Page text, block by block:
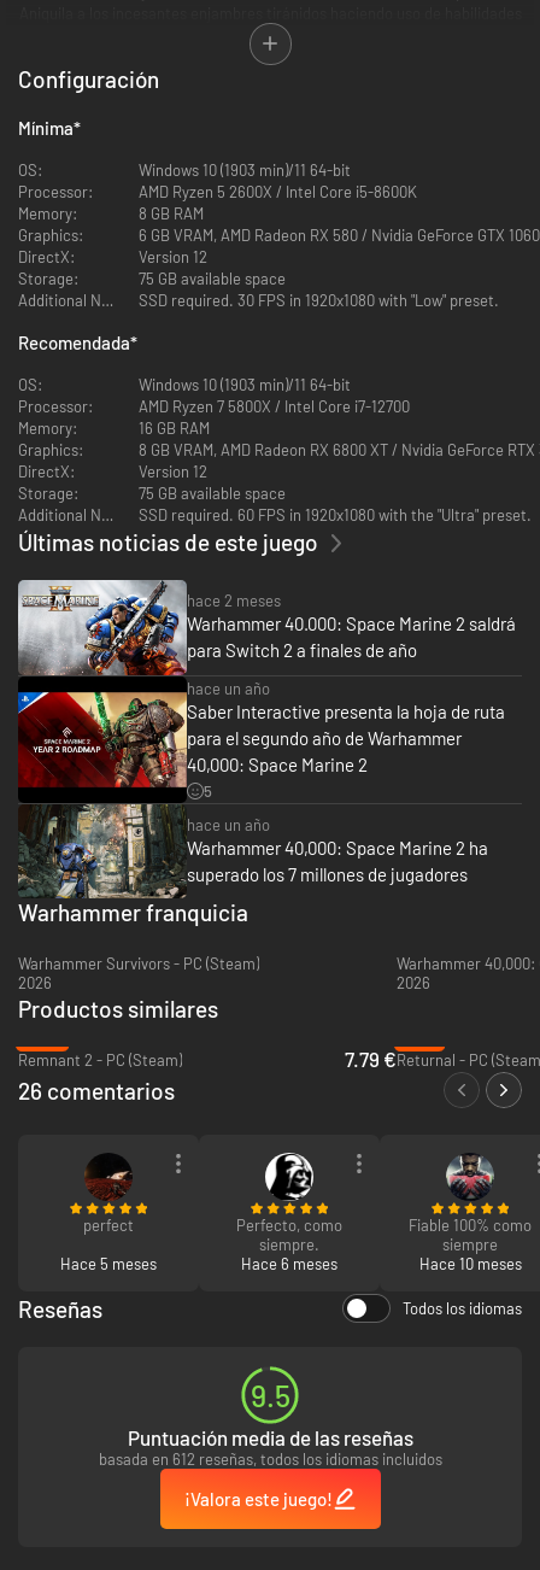
letales y un armamento devastador. Defiende el Imperium en solitario o
multijugador en tercera persona y disfruta de la acción espectacular.
Lucha contra los enemigos de la humanidad como el teniente Demetrian
una vez más al reincorporarte en los Ultramarines. Mantén a raya los
horrores de la galaxia en batallas épicas libradas en planetas lejanos y
descubre secretos oscuros para repeler la noche eterna.
¡
Vive una guerra de proporciones galácticas! Disfruta de la acción
frenética, sangrienta e intensa con cientos de enemigos en pantalla y
purga a los incesantes enjambres tiránidos gracias al motor de enjambre
Pasa a la acción en los brutales y rejugables modos JcE y JcJ con tus
propios marines espaciales, desbloqueando habilidades y cosméticos
nuevos mientras juegas. Juega con una de las 7 clases únicas,
personaliza tu apariencia con un amplio abanico de cosméticos de
Ábrete paso entre un sinfín de oleadas tiránidas y del Caos y lucha por
sobrevivir todo lo que puedas en el despiadado modo Asedio para 3
munición, cargas de equipo, estimulantes medicae y mucho más... O
úsalos para invocar refuerzos como cadianos, marines espaciales o el
poderoso dreadnought.
Configuración
Mínima*
OS:
Windows 10 (1903 min)/11 64-bit
Processor:
AMD Ryzen 5 2600X / Intel Core i5-8600K
Memory:
8 GB RAM
Graphics:
6 GB VRAM, AMD Radeon RX 580 / Nvidia GeForce GTX 1060
DirectX:
Version 12
Storage:
75 GB available space
Additional Notes:
SSD required. 30 FPS in 1920x1080 with "Low" preset.
Recomendada*
OS:
Windows 10 (1903 min)/11 64-bit
Processor:
AMD Ryzen 7 5800X / Intel Core i7-12700
Memory:
16 GB RAM
Graphics:
8 GB VRAM, AMD Radeon RX 6800 XT / Nvidia GeForce RTX
DirectX:
Version 12
Storage:
75 GB available space
Additional Notes:
SSD required. 60 FPS in 1920x1080 with the "Ultra" preset.
Últimas noticias de este juego
hace 2 meses
Warhammer 40.000: Space Marine 2 saldrá
para Switch 2 a finales de año
hace un año
Saber Interactive presenta la hoja de ruta
para el segundo año de Warhammer
40,000: Space Marine 2
5
hace un año
Warhammer 40,000: Space Marine 2 ha
superado los 7 millones de jugadores
Warhammer franquicia
Warhammer Survivors - PC (Steam)
2026
2026
Productos similares
Remnant 2 - PC (Steam)
7.79 €Returnal - PC
26 comentarios
perfect
Hace 5 meses
Perfecto, como
siempre.
Hace 6 meses
Fiable 100% como
siempre
Hace 10 meses
Reseñas Todos los idiomas
9.5
Puntuación media de las reseñas
basada en 612 reseñas, todos los idiomas incluidos
¡Valora este juego!